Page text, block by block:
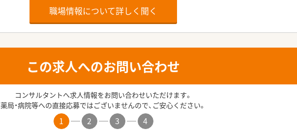
職場情報について詳しく聞く
この求人へのお問い合わせ
コンサルタントへ求人情報をお問い合わせいただけます。
薬局・病院等への直接応募ではございませんので、ご安心ください。
1 2 3 4